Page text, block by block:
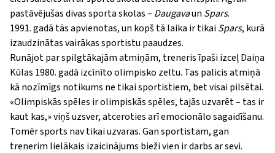
pastāvējušas divas sporta skolas – Daugavaun Spars.
1991. gadā tās apvienotas, un kopš tā laika ir tikaiSpars, kurā
izaudzinātas vairākas sportistu paaudzes.
Runājot par spilgtākajām atmiņām, treneris īpaši izceļ Daiņa
Kūlas 1980. gadā izcīnīto olimpisko zeltu. Tas palicis atmiņā
kā nozīmīgs notikums ne tikai sportistiem, bet visai pilsētai.
«Olimpiskās spēles ir olimpiskās spēles, tajās uzvarēt – tas ir
kaut kas,»viņš uzsver, atceroties arī emocionālo sagaidīšanu.
Tomēr sports nav tikai uzvaras. Gan sportistam, gan
trenerim lielākais izaicinājums bieži vien ir darbs ar sevi.